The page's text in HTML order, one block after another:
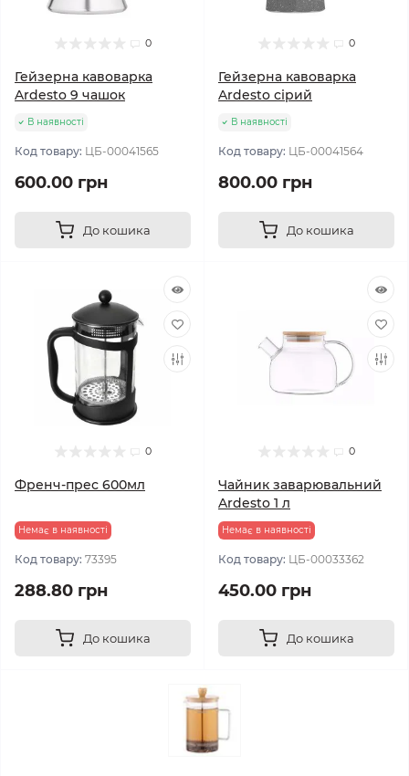
0
Гейзерна кавоварка
Ardesto 9 чашок
В наявності
Код товару: ЦБ-00041565
600.00 грн
До кошика
0
Гейзерна кавоварка
Ardesto сірий
В наявності
Код товару: ЦБ-00041564
800.00 грн
До кошика
0
Френч-прес 600мл
Немає в наявності
Код товару: 73395
288.80 грн
До кошика
0
Чайник заварювальний
Ardesto 1 л
Немає в наявності
Код товару: ЦБ-00033362
450.00 грн
До кошика